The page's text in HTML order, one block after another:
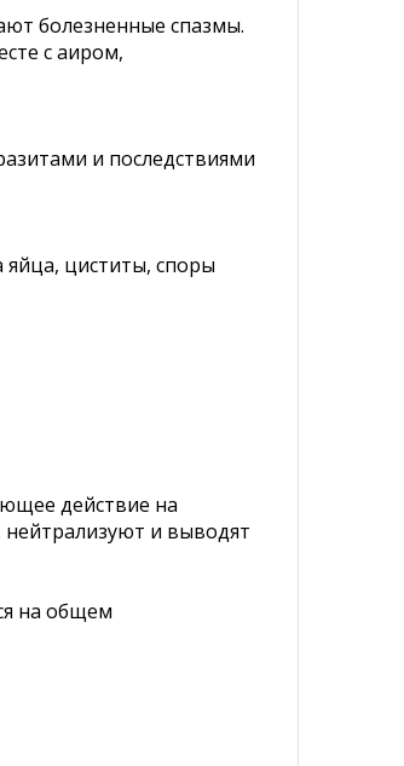
болезненные спазмы.
с аиром,
и последствиями
яйца, циститы, споры
действие на
и выводят
на общем